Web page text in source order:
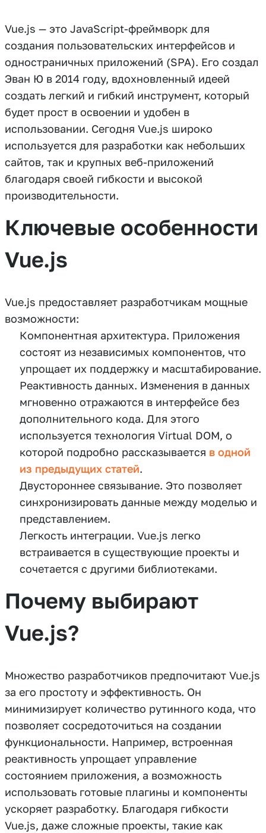
Vue.js — это JavaScript-фреймворк для
создания пользовательских интерфейсов и
одностраничных приложений (SPA). Его создал
Эван Ю в 2014 году, вдохновленный идеей
создать легкий и гибкий инструмент, который
будет прост в освоении и удобен в
использовании. Сегодня Vue.js широко
используется для разработки как небольших
сайтов, так и крупных веб-приложений
благодаря своей гибкости и высокой
производительности.
Ключевые особенности
Vue.js
Vue.js предоставляет разработчикам мощные
возможности:
Компонентная архитектура. Приложения
состоят из независимых компонентов, что
упрощает их поддержку и масштабирование.
Реактивность данных. Изменения в данных
мгновенно отражаются в интерфейсе без
дополнительного кода. Для этого
используется технология Virtual DOM, о
которой подробно рассказывается в одной
из предыдущих статей.
Двустороннее связывание. Это позволяет
синхронизировать данные между моделью и
представлением.
Легкость интеграции. Vue.js легко
встраивается в существующие проекты и
сочетается с другими библиотеками.
Почему выбирают
Vue.js?
Множество разработчиков предпочитают Vue.js
за его простоту и эффективность. Он
минимизирует количество рутинного кода, что
позволяет сосредоточиться на создании
функциональности. Например, встроенная
реактивность упрощает управление
состоянием приложения, а возможность
использовать готовые плагины и компоненты
ускоряет разработку. Благодаря гибкости
Vue.js, даже сложные проекты, такие как